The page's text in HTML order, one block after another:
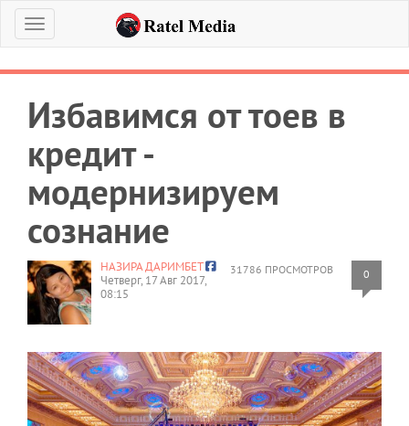
Меню
Избавимся от тоев в
кредит -
модернизируем
сознание
31786 ПРОСМОТРОВ 0
НАЗИРА ДАРИМБЕТ
Четверг, 17 Авг 2017,
08:15